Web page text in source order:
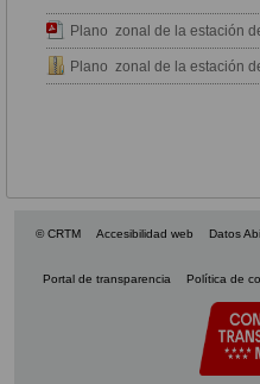
Plano zonal de la estación
Plano zonal de la estación
© CRTM Accesibilidad web Datos
Portal de transparencia Política de